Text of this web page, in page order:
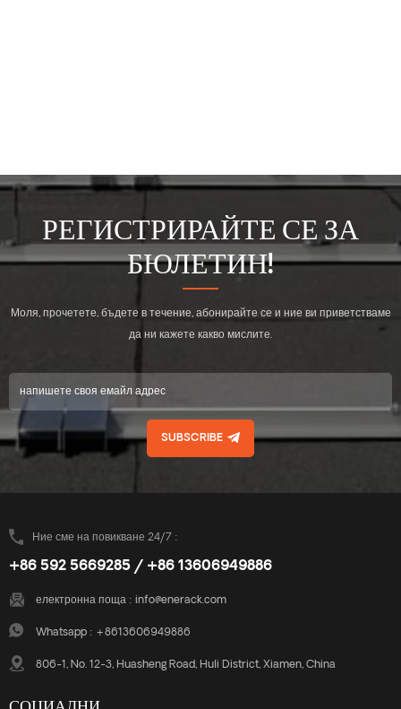
РЕГИСТРИРАЙТЕ СЕ ЗА
БЮЛЕТИН!
Моля, прочетете, бъдете в течение, абонирайте се и ние ви приветстваме
да ни кажете какво мислите.
SUBSCRIBE
Ние сме на повикване 24/7 :
+86 592 5669285 / +86 13606949886
електронна поща : info@enerack.com
Whatsapp : +8613606949886
806-1, No. 12-3, Huasheng Road, Huli District, Xiamen, China